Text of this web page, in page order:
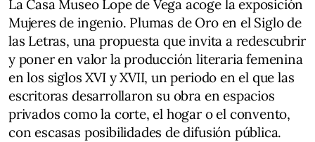
La Casa Museo Lope de Vega acoge la exposición
Mujeres de ingenio. Plumas de Oro en el Siglo de
las Letras, una propuesta que invita a redescubrir
y poner en valor la producción literaria femenina
en los siglos XVI y XVII, un periodo en el que las
escritoras desarrollaron su obra en espacios
privados como la corte, el hogar o el convento,
con escasas posibilidades de difusión pública.